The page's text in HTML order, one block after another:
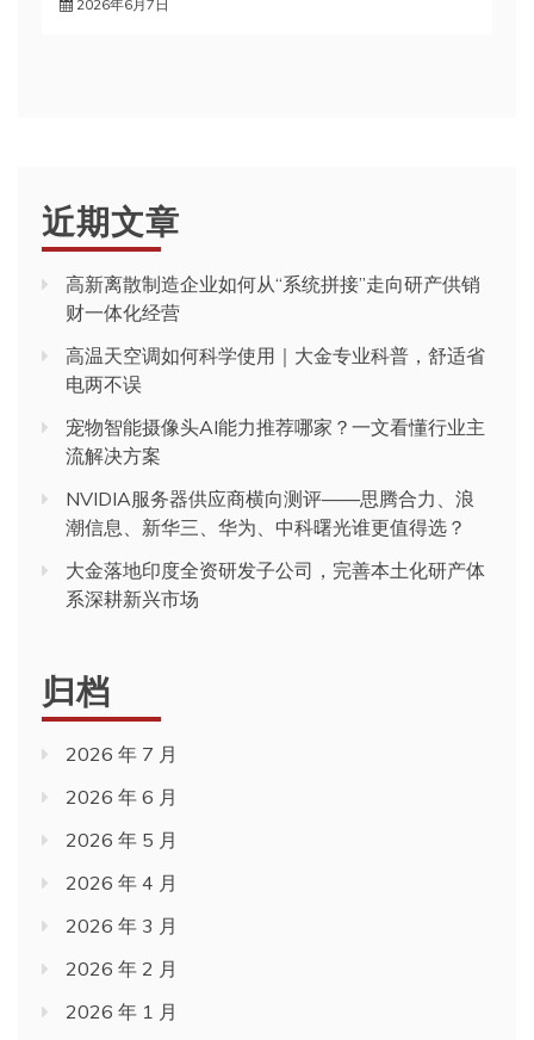
2026年6月7日
近期文章
高新离散制造企业如何从“系统拼接”走向研产供销
财一体化经营
高温天空调如何科学使用｜大金专业科普，舒适省
电两不误
宠物智能摄像头AI能力推荐哪家？一文看懂行业主
流解决方案
NVIDIA服务器供应商横向测评——思腾合力、浪
潮信息、新华三、华为、中科曙光谁更值得选？
大金落地印度全资研发子公司，完善本土化研产体
系深耕新兴市场
归档
2026 年 7 月
2026 年 6 月
2026 年 5 月
2026 年 4 月
2026 年 3 月
2026 年 2 月
2026 年 1 月